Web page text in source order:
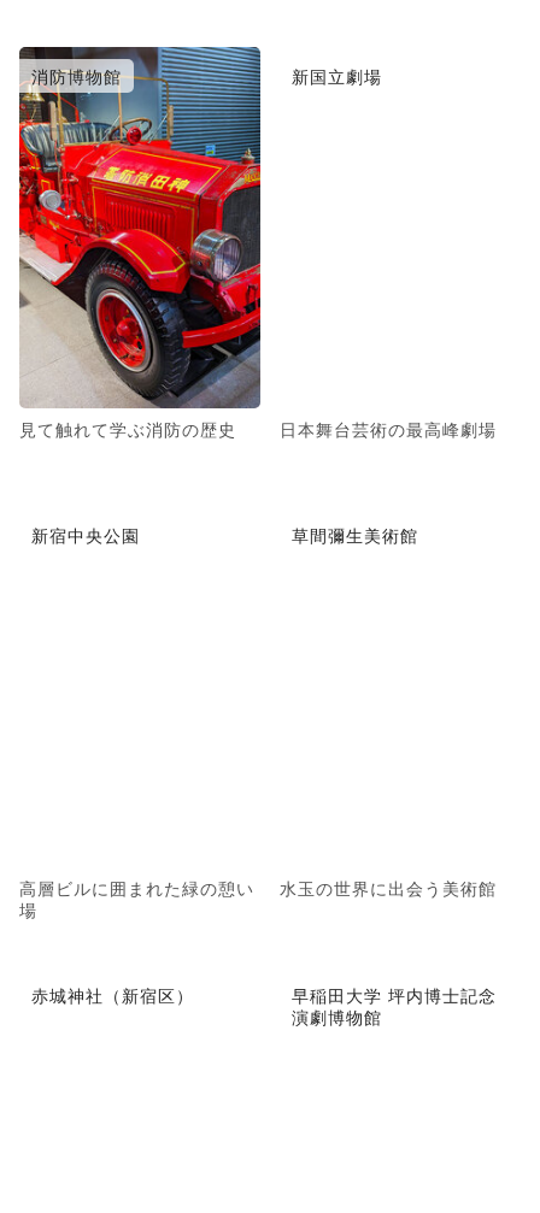
消防博物館
見て触れて学ぶ消防の歴史
新国立劇場
日本舞台芸術の最高峰劇場
新宿中央公園
高層ビルに囲まれた緑の憩い
場
草間彌生美術館
水玉の世界に出会う美術館
赤城神社（新宿区）
早稲田大学 坪内博士記念
演劇博物館